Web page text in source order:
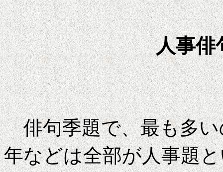
人事俳
俳句季題で、最も多い
年などは全部が人事題